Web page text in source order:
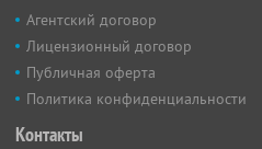
Агентский договор
Лицензионный договор
Публичная оферта
Политика конфиденциальности
Контакты